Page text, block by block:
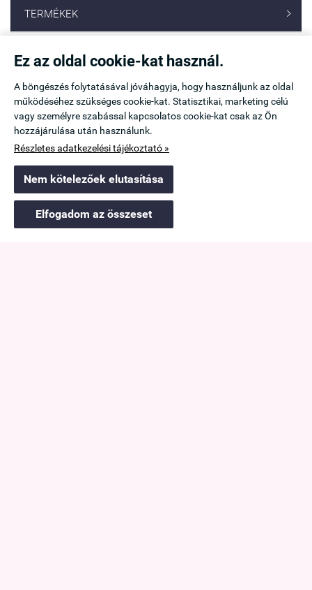
Ez az oldal cookie-kat használ.
A böngészés folytatásával jóváhagyja, hogy használjunk az oldal
működéséhez szükséges cookie-kat. Statisztikai, marketing célú
vagy személyre szabással kapcsolatos cookie-kat csak az Ön
hozzájárulása után használunk.
Részletes adatkezelési tájékoztató »
Nem kötelezőek elutasítása
Elfogadom az összeset
TERMÉKEK 
TOP TERMÉKEK
GYÁRTÓK 
KÍNÁLATUNKBÓL VÉLETLENSZERŰEN
UTOLJÁRA MEGTEKINTETT